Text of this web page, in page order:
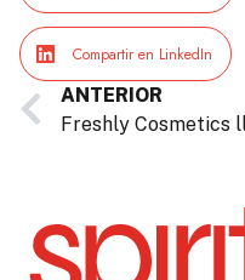
Compartir en LinkedIn
ANTERIOR